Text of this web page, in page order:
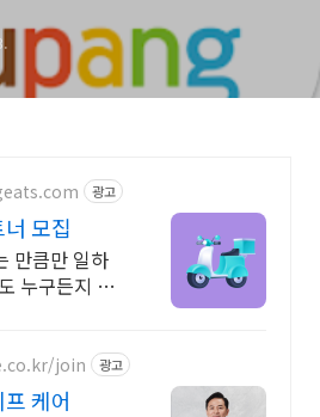
광고
모집
만큼만 일하
누구든지 쉽
join 광고
케어